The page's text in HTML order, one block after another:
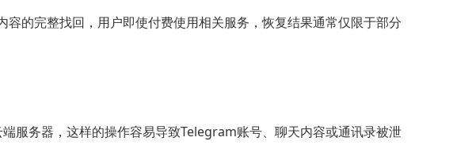
的完整找回，用户即使付费使用相关服务，恢复结果通常仅限于部分
服务器，这样的操作容易导致Telegram账号、聊天内容或通讯录被泄